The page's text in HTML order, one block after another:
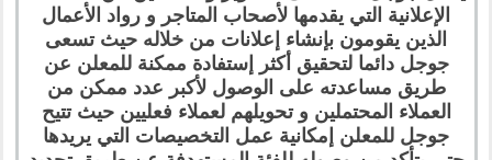
الإعلانية التي يقدمها لأصحاب المتاجر و رواد الأعمال
الذين يقومون بإنشاء إعلانات من خلاله حيث تسعى
جوجل دائما لتحقيق أكثر إستفادة ممكنة للمعلن عن
طريق مساعدته على الوصول لأكبر عدد ممكن من
العملاء المحتملين و تحويلهم لعملاء فعليين حيث تتيح
جوجل للمعلن إمكانية عمل التخصيصات التي يريدها